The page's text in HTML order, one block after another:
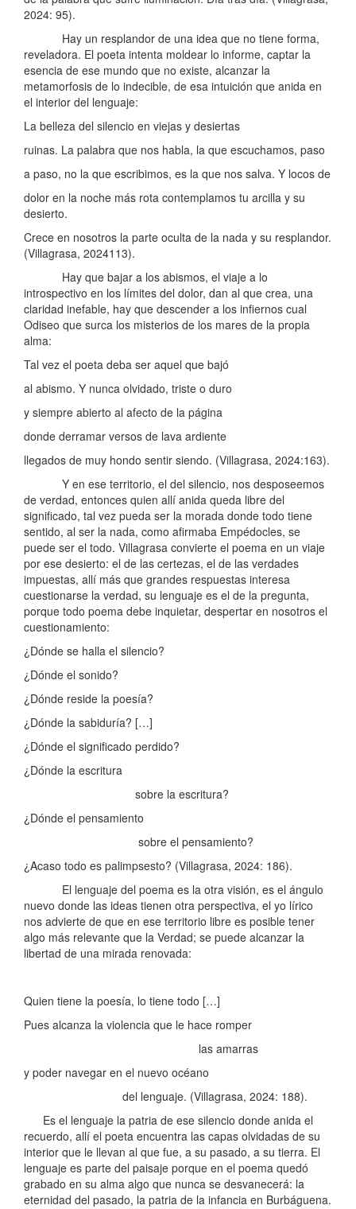
2024: 95).
Hay un resplandor de una idea que no tiene forma,
reveladora. El poeta intenta moldear lo informe, captar la
esencia de ese mundo que no existe, alcanzar la
metamorfosis de lo indecible, de esa intuición que anida en
el interior del lenguaje:
La belleza del silencio en viejas y desiertas
ruinas. La palabra que nos habla, la que escuchamos, paso
a paso, no la que escribimos, es la que nos salva. Y locos de
dolor en la noche más rota contemplamos tu arcilla y su
desierto.
Crece en nosotros la parte oculta de la nada y su resplandor.
(Villagrasa, 2024113).
Hay que bajar a los abismos, el viaje a lo
introspectivo en los límites del dolor, dan al que crea, una
claridad inefable, hay que descender a los infiernos cual
Odiseo que surca los misterios de los mares de la propia
alma:
Tal vez el poeta deba ser aquel que bajó
al abismo. Y nunca olvidado, triste o duro
y siempre abierto al afecto de la página
donde derramar versos de lava ardiente
llegados de muy hondo sentir siendo. (Villagrasa, 2024:163).
Y en ese territorio, el del silencio, nos desposeemos
de verdad, entonces quien allí anida queda libre del
significado, tal vez pueda ser la morada donde todo tiene
sentido, al ser la nada, como afirmaba Empédocles, se
puede ser el todo. Villagrasa convierte el poema en un viaje
por ese desierto: el de las certezas, el de las verdades
impuestas, allí más que grandes respuestas interesa
cuestionarse la verdad, su lenguaje es el de la pregunta,
porque todo poema debe inquietar, despertar en nosotros el
cuestionamiento:
¿Dónde se halla el silencio?
¿Dónde el sonido?
¿Dónde reside la poesía?
¿Dónde la sabiduría? […]
¿Dónde el significado perdido?
¿Dónde la escritura
sobre la escritura?
¿Dónde el pensamiento
sobre el pensamiento?
¿Acaso todo es palimpsesto? (Villagrasa, 2024: 186).
El lenguaje del poema es la otra visión, es el ángulo
nuevo donde las ideas tienen otra perspectiva, el yo lírico
nos advierte de que en ese territorio libre es posible tener
algo más relevante que la Verdad; se puede alcanzar la
libertad de una mirada renovada:
Quien tiene la poesía, lo tiene todo […]
Pues alcanza la violencia que le hace romper
las amarras
y poder navegar en el nuevo océano
del lenguaje. (Villagrasa, 2024: 188).
Es el lenguaje la patria de ese silencio donde anida el
recuerdo, allí el poeta encuentra las capas olvidadas de su
interior que le llevan al que fue, a su pasado, a su tierra. El
lenguaje es parte del paisaje porque en el poema quedó
grabado en su alma algo que nunca se desvanecerá: la
eternidad del pasado, la patria de la infancia en Burbáguena.